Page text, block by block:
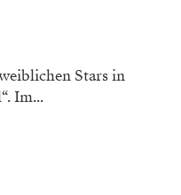
Stars in
Im...